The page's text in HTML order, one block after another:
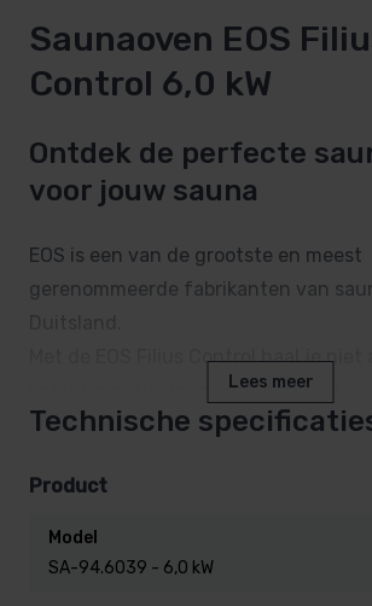
Saunaoven EOS
Control 6,0 kW
Ontdek de perfecte
voor jouw sauna
EOS is een van de grootste en meest
gerenommeerde fabrikanten van
Met de EOS Filius Control haal je niet
prachtig ontwerp in huis, maar ook
degelijke en functionele saunaoven.
jarenlang kunt genieten van ultieme
Compact en veelzijdig
Lees meer
Technische
Product
Model
SA-94.6039 - 6,0 kW